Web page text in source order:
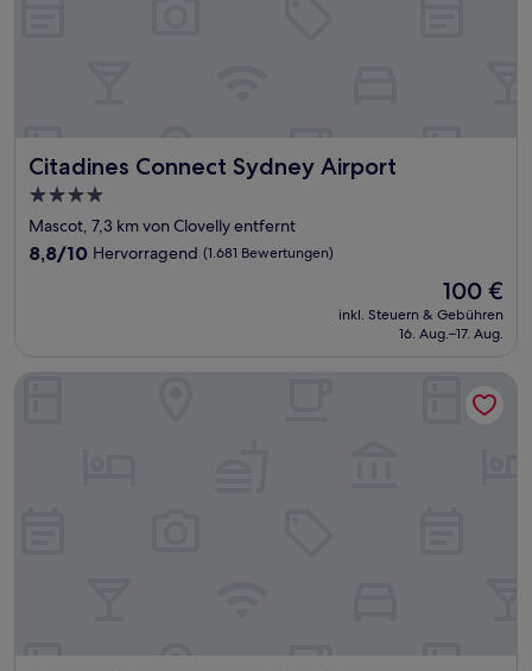
Citadines Connect Sydney Airport
Citadines Connect Sydney Airport
4.0-
Sterne-
Unterkunft
Mascot, 7,3 km von Clovelly entfernt
8.8
8,8/10 Hervorragend (1.681 Bewertungen)
Der
Preis
beträgt
100 €
inkl. Steuern & Gebühren
16. Aug.–17. Aug.